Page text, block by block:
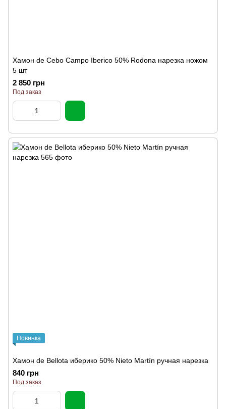
Хамон de Cebo Campo Iberico 50% Rodona нарезка ножом
5 шт
2 850 грн
Под заказ
Новинка
Хамон de Bellota иберико 50% Nieto Martín ручная нарезка
840 грн
Под заказ